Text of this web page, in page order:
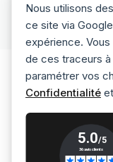
Nous utilisons
ce site via
expérience.
de ces traceurs
paramétrer vos
Confidentialité